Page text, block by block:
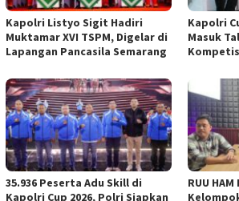
Kapolri Listyo Sigit Hadiri
Muktamar XVI TSPM, Digelar di
Lapangan Pancasila Semarang
Kapolri
Masuk
35.936 Peserta Adu Skill di
Kapolri Cup 2026, Polri Siapkan
RUU